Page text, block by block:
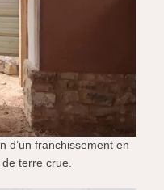
d’un franchissement en
terre crue.